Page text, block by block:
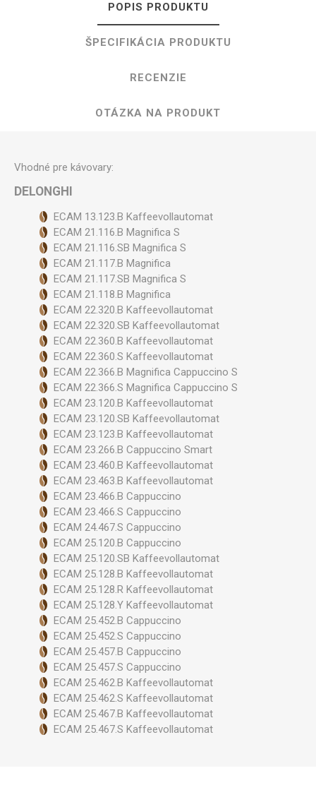
POPIS PRODUKTU
ŠPECIFIKÁCIA PRODUKTU
RECENZIE
OTÁZKA NA PRODUKT
Vhodné pre kávovary:
DELONGHI
ECAM 13.123.B Kaffeevollautomat
ECAM 21.116.B Magnifica S
ECAM 21.116.SB Magnifica S
ECAM 21.117.B Magnifica
ECAM 21.117.SB Magnifica S
ECAM 21.118.B Magnifica
ECAM 22.320.B Kaffeevollautomat
ECAM 22.320.SB Kaffeevollautomat
ECAM 22.360.B Kaffeevollautomat
ECAM 22.360.S Kaffeevollautomat
ECAM 22.366.B Magnifica Cappuccino S
ECAM 22.366.S Magnifica Cappuccino S
ECAM 23.120.B Kaffeevollautomat
ECAM 23.120.SB Kaffeevollautomat
ECAM 23.123.B Kaffeevollautomat
ECAM 23.266.B Cappuccino Smart
ECAM 23.460.B Kaffeevollautomat
ECAM 23.463.B Kaffeevollautomat
ECAM 23.466.B Cappuccino
ECAM 23.466.S Cappuccino
ECAM 24.467.S Cappuccino
ECAM 25.120.B Cappuccino
ECAM 25.120.SB Kaffeevollautomat
ECAM 25.128.B Kaffeevollautomat
ECAM 25.128.R Kaffeevollautomat
ECAM 25.128.Y Kaffeevollautomat
ECAM 25.452.B Cappuccino
ECAM 25.452.S Cappuccino
ECAM 25.457.B Cappuccino
ECAM 25.457.S Cappuccino
ECAM 25.462.B Kaffeevollautomat
ECAM 25.462.S Kaffeevollautomat
ECAM 25.467.B Kaffeevollautomat
ECAM 25.467.S Kaffeevollautomat